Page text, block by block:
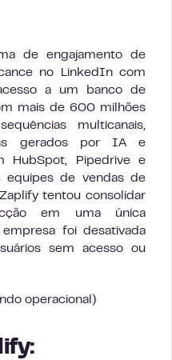
de engajamento de
no LinkedIn com
a um banco de
mais de 600 milhões
multicanais,
gerados por IA e
HubSpot, Pipedrive e
equipes de vendas de
tentou consolidar
em uma única
foi desativada
sem acesso ou
operacional)